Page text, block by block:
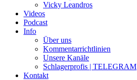
Vicky Leandros
Videos
Podcast
Info
Über uns
Kommentarrichtlinien
Unsere Kanäle
Schlagerprofis | TELEGRAM
Kontakt